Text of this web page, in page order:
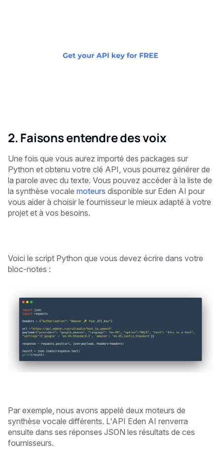
2. Faisons entendre des voix
Une fois que vous aurez importé des packages sur
Python et obtenu votre clé API, vous pourrez générer de
la parole avec du texte. Vous pouvez accéder à la liste de
la synthèse vocale moteurs disponible sur Eden AI pour
vous aider à choisir le fournisseur le mieux adapté à votre
projet et à vos besoins.
Voici le script Python que vous devez écrire dans votre
bloc-notes :
Par exemple, nous avons appelé deux moteurs de
synthèse vocale différents. L'API Eden AI renverra
ensuite dans ses réponses JSON les résultats de ces
fournisseurs.